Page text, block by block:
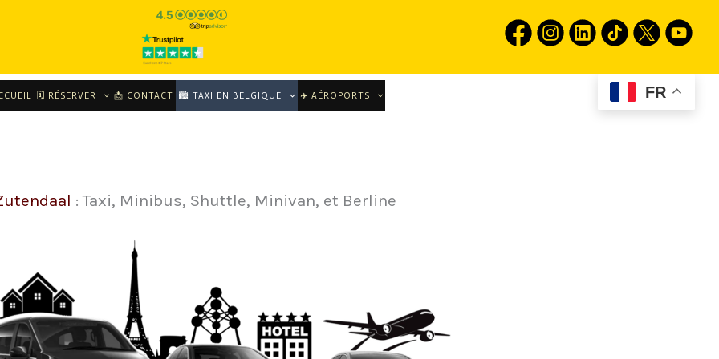
🗓 RÉSERVER 📩 CONTACT 🏙️ TAXI EN BELGIQUE ✈️ AÉROPORTS FR
: Taxi, Minibus, Shuttle, Minivan, et Berline